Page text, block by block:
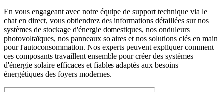
En vous engageant avec notre équipe de support technique via le
chat en direct, vous obtiendrez des informations détaillées sur nos
systèmes de stockage d'énergie domestiques, nos onduleurs
photovoltaïques, nos panneaux solaires et nos solutions clés en main
pour l'autoconsommation. Nos experts peuvent expliquer comment
ces composants travaillent ensemble pour créer des systèmes
d'énergie solaire efficaces et fiables adaptés aux besoins
énergétiques des foyers modernes.